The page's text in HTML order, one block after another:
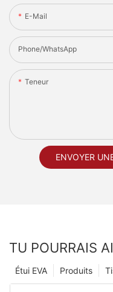
E-Mail
Phone/whatsApp
Teneur
ENVOYER
TU POURRAIS
Produits
Étui EVA